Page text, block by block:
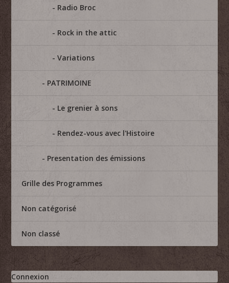
Radio Broc
Rock in the attic
Variations
PATRIMOINE
Le grenier à sons
Rendez-vous avec l'Histoire
Presentation des émissions
Grille des Programmes
Non catégorisé
Non classé
Connexion